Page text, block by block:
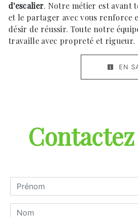
d'escalier. Notre métier est avant
et le partager avec vous renforce
désir de réussir. Toute notre
travaille avec propreté et rigueur.
EN